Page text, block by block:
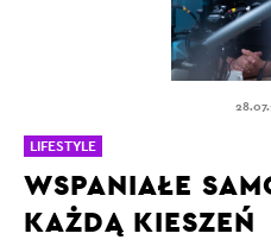
WSPANIAŁE
KAŻDĄ KIESZEŃ
LIFESTYLE